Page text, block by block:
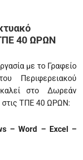
40 ΩΡΩΝ
με το Γραφείο
Περιφερειακού
στο
Δωρεάν
στις ΤΠΕ 40 ΩΡΩΝ:
– Excel –